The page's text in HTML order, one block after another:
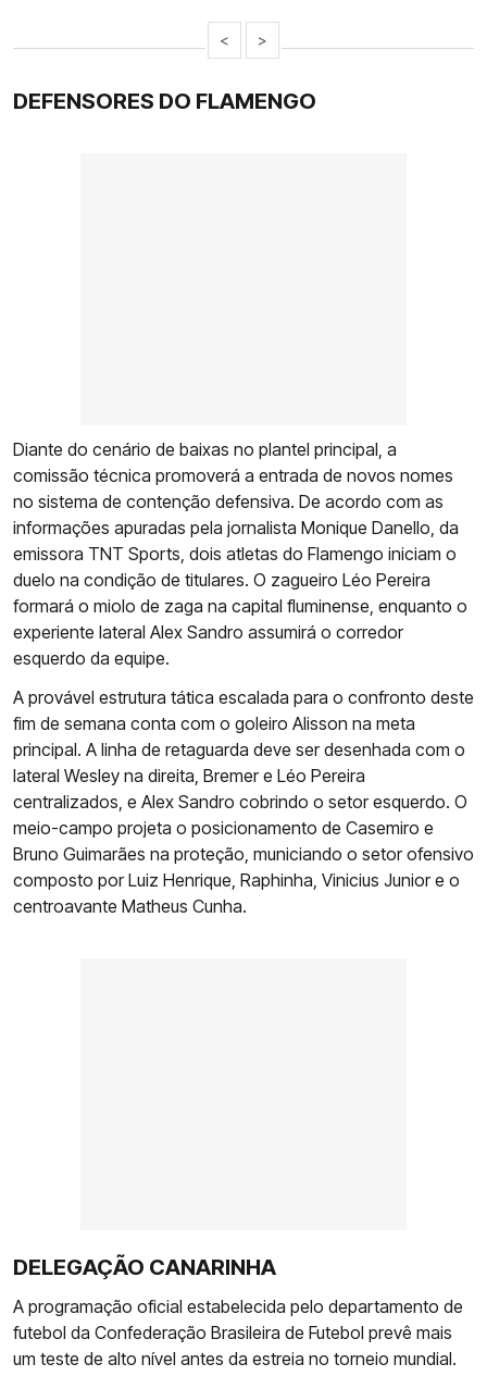
< >
DEFENSORES DO FLAMENGO
Diante do cenário de baixas no plantel principal, a
comissão técnica promoverá a entrada de novos nomes
no sistema de contenção defensiva. De acordo com as
informações apuradas pela jornalista Monique Danello, da
emissora TNT Sports, dois atletas do Flamengo iniciam o
duelo na condição de titulares. O zagueiro Léo Pereira
formará o miolo de zaga na capital fluminense, enquanto o
experiente lateral Alex Sandro assumirá o corredor
esquerdo da equipe.
A provável estrutura tática escalada para o confronto deste
fim de semana conta com o goleiro Alisson na meta
principal. A linha de retaguarda deve ser desenhada com o
lateral Wesley na direita, Bremer e Léo Pereira
centralizados, e Alex Sandro cobrindo o setor esquerdo. O
meio-campo projeta o posicionamento de Casemiro e
Bruno Guimarães na proteção, municiando o setor ofensivo
composto por Luiz Henrique, Raphinha, Vinicius Junior e o
centroavante Matheus Cunha.
DELEGAÇÃO CANARINHA
A programação oficial estabelecida pelo departamento de
futebol da Confederação Brasileira de Futebol prevê mais
um teste de alto nível antes da estreia no torneio mundial.